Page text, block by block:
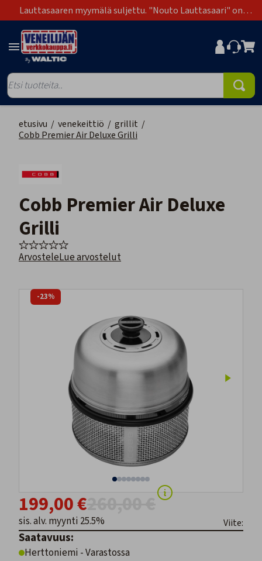
Lauttasaaren myymälä suljettu. "Nouto Lauttasaari" on
poistunut toimitustapavaihtoehdoista.
etusivu / venekeittiö / grillit /
Cobb Premier Air Deluxe Grilli
Cobb Premier Air Deluxe
Grilli
ArvosteleLue arvostelut
-23%
199,00 €
sis. alv. myynti 25.5% Viite:
Saatavuus:
Herttoniemi - Varastossa